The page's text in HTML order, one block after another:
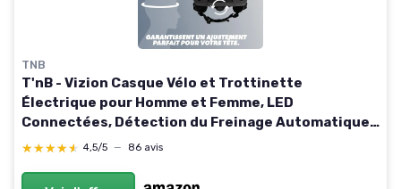
TNB
T'nB - Vizion Casque Vélo et Trottinette
Électrique pour Homme et Femme, LED
Connectées, Détection du Freinage Automatique,
Clignotants Télécommandés, Visière Anti-UV,
★★★★★
★★★★★ 4,5/5 — 86 avis